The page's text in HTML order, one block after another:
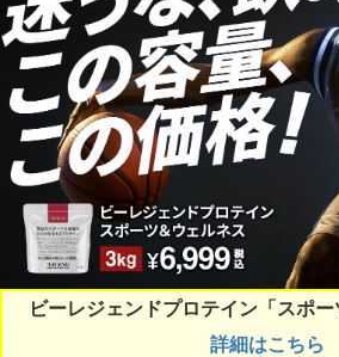
ビーレジェンドプロテイン「スポ
詳細はこちら